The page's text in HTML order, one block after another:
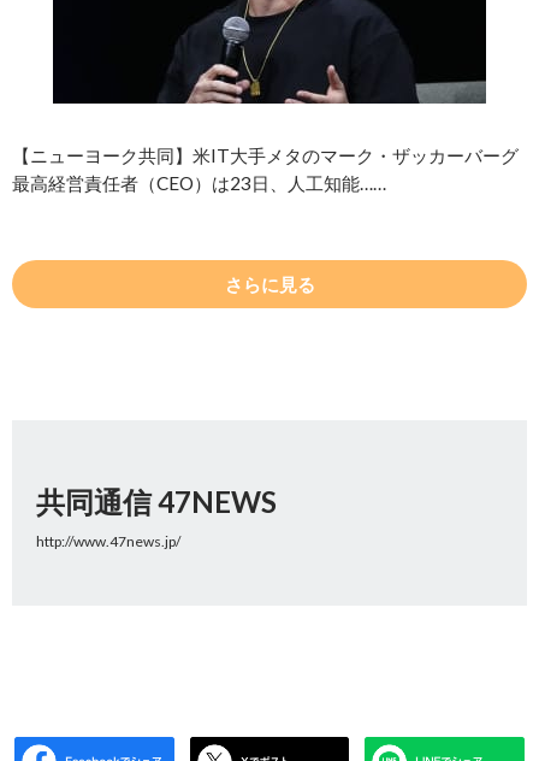
【ニューヨーク共同】米IT大手メタのマーク・ザッカーバーグ
最高経営責任者（CEO）は23日、人工知能……
さらに見る
共同通信 47NEWS
http://www.47news.jp/